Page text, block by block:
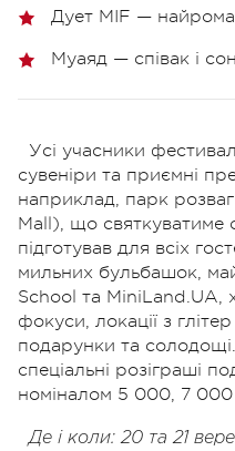
Дует MIF —
Муаяд — співак і
Усі учасники
сувеніри та приємні
наприклад, парк
Mall), що святкуватиме
підготував для всіх
мильних бульбашок,
School та MiniLand.UA,
фокуси, локації з
подарунки та
спеціальні розіграші
номіналом 5 000, 7 000
Де і коли: 20 та 21